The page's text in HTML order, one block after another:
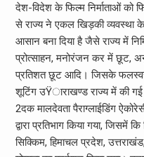
देश-विदेश के फिल्म निर्माताओं को
से राज्य ने एकल खिड़की व्यवस्था
आसान बना दिया है जैसे राज्य में
प्रोत्साहन, मनोरंजन कर में छूट,
प्रतिशत छूट आदि। जिसके
शूटिंग उŸाराखण्ड राज्य में की
2दक मालदेवता पैराग्लाईडिंग
द्वारा प्रतिभाग किया गया, जिसमें
सिक्किम, हिमाचल प्रदेश, उत्तराखंड,